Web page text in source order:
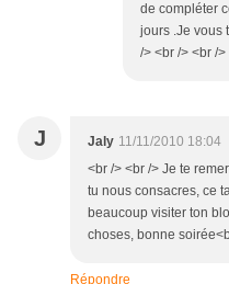
de compléter
jours .Je vous
/> <br /> <br /
J Jaly 11/11/2010 18:04
<br /> <br /> Je te
tu nous consacres, ce
beaucoup visiter ton
choses, bonne
Répondre